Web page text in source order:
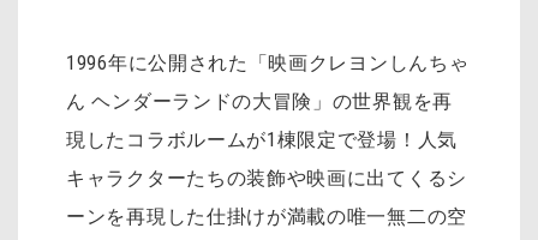
1996年に公開された「映画クレヨンしんちゃ
ん ヘンダーランドの大冒険」の世界観を再
現したコラボルームが1棟限定で登場！人気
キャラクターたちの装飾や映画に出てくるシ
ーンを再現した仕掛けが満載の唯一無二の空